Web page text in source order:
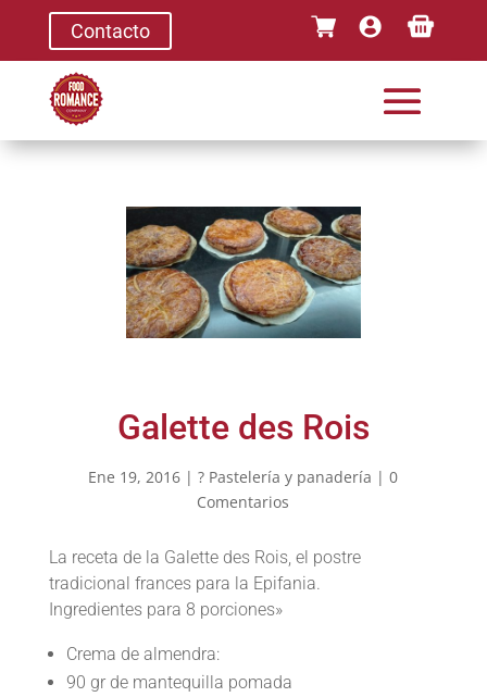
Contacto
Galette des Rois
Ene 19, 2016 |? Pastelería y panadería |0
Comentarios
La receta de la Galette des Rois, el postre
tradicional frances para la Epifania.
Ingredientes para 8 porciones»
Crema de almendra:
90 gr de mantequilla pomada